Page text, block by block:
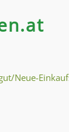
Neue-